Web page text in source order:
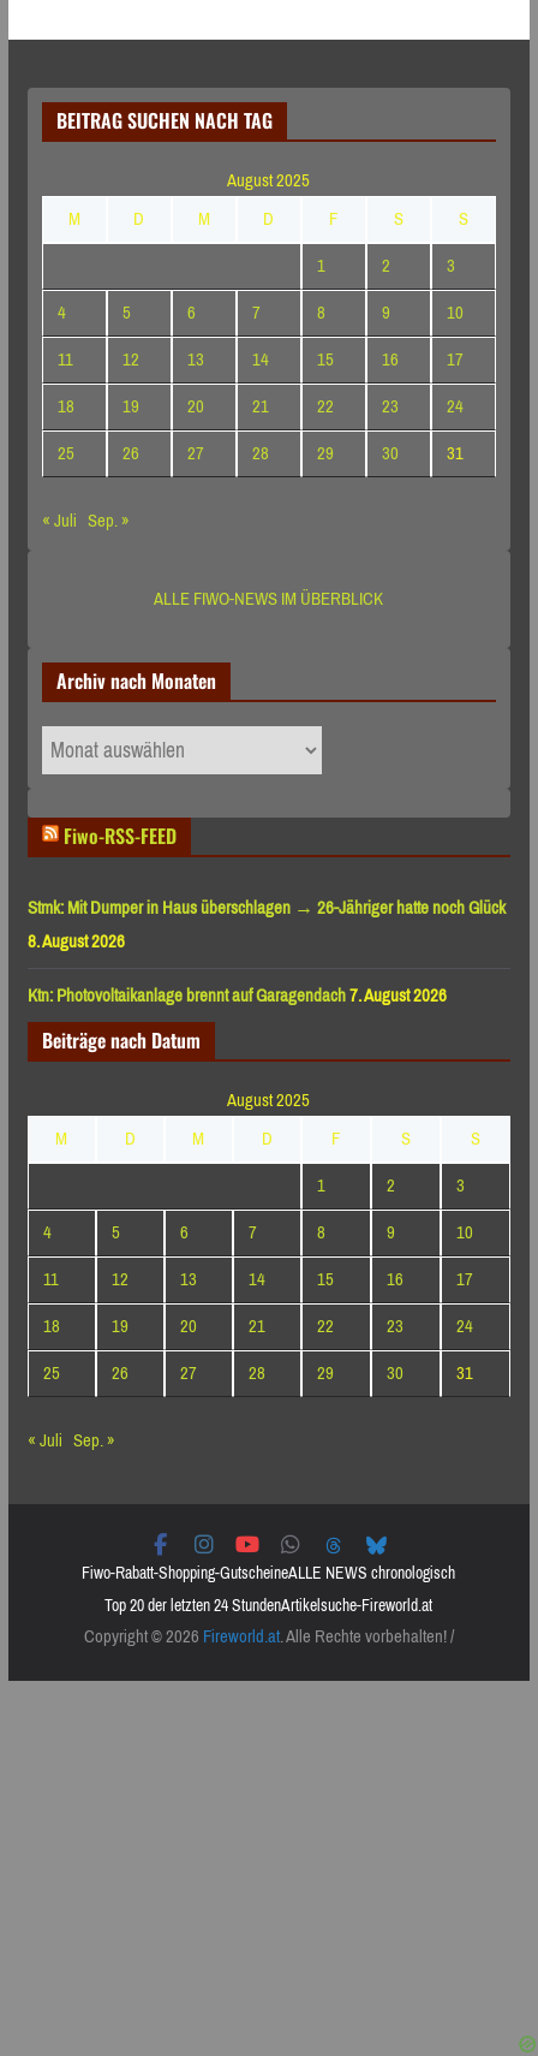
BEITRAG SUCHEN NACH TAG
August 2025
M
D M D F S
S
1
2
3
4
5 6 7 8 9
10
11
12 13 14 15 16
17
18
19 20 21 22 23
24
25
26 27 28 29 30
31
« Juli Sep. »
ALLE FIWO-NEWS IM ÜBERBLICK
Archiv nach Monaten
Archiv
nach
Fiwo-RSS-FEED
Stmk: Mit Dumper in Haus überschlagen → 26-Jähriger hatte noch Glück
8. August 2026
Ktn: Photovoltaikanlage brennt auf Garagendach7. August 2026
Beiträge nach Datum
August 2025
M
D M D F S
S
1
2
3
4
5 6 7 8 9
10
11
12 13 14 15 16
17
18
19 20 21 22 23
24
25
26 27 28 29 30
31
« Juli Sep. »
Fiwo-Rabatt-Shopping-GutscheineALLE NEWS chronologisch
Top 20 der letzten 24 StundenArtikelsuche-Fireworld.at
Copyright © 2026Fireworld.at. Alle Rechte vorbehalten! /